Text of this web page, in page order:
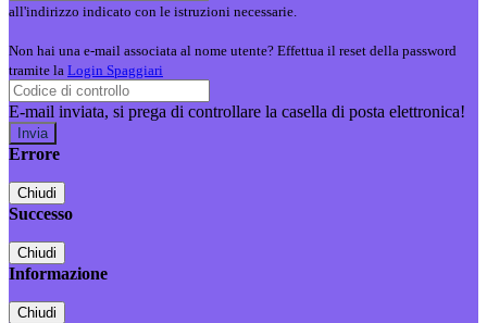
all'indirizzo indicato con le istruzioni necessarie.
Non hai una e-mail associata al nome utente? Effettua il reset della password
tramite la Login Spaggiari
E-mail inviata, si prega di controllare la casella di posta elettronica!
Errore
Chiudi
Successo
Chiudi
Informazione
Chiudi